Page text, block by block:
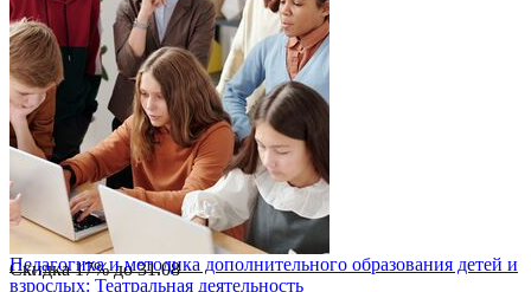
Скидка17%до31.08
Педагогика и методика дополнительного образования детей и
взрослых: Театральная деятельность